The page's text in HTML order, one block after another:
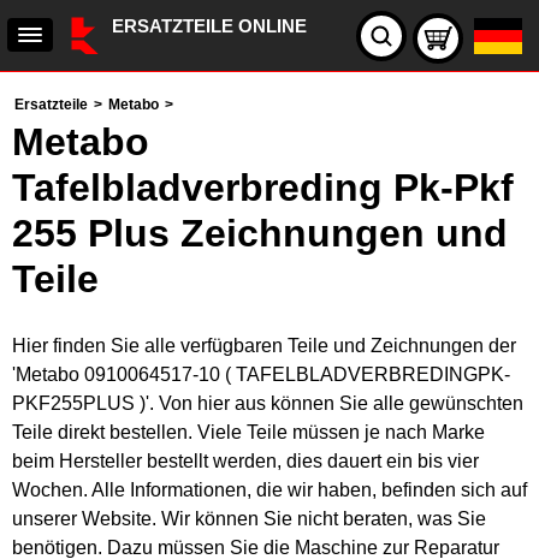
ERSATZTEILE ONLINE
Ersatzteile > Metabo >
Metabo
Tafelbladverbreding Pk-Pkf
255 Plus Zeichnungen und
Teile
Hier finden Sie alle verfügbaren Teile und Zeichnungen der
'Metabo 0910064517-10 ( TAFELBLADVERBREDINGPK-
PKF255PLUS )'. Von hier aus können Sie alle gewünschten
Teile direkt bestellen. Viele Teile müssen je nach Marke
beim Hersteller bestellt werden, dies dauert ein bis vier
Wochen. Alle Informationen, die wir haben, befinden sich auf
unserer Website. Wir können Sie nicht beraten, was Sie
benötigen. Dazu müssen Sie die Maschine zur Reparatur